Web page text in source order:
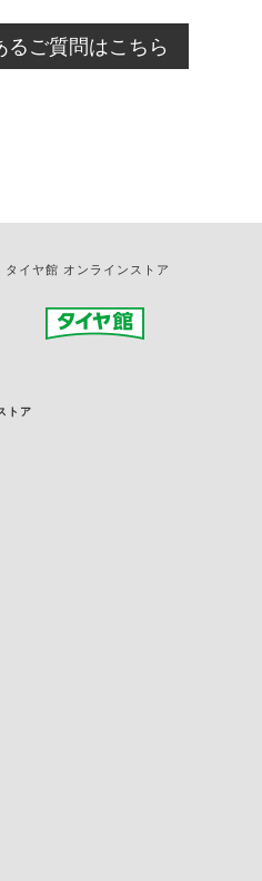
を過ぎている場合のご予約
は、直接ご予約の店舗まで
るご質問はこちら
タイヤ館 オンラインストア
トア